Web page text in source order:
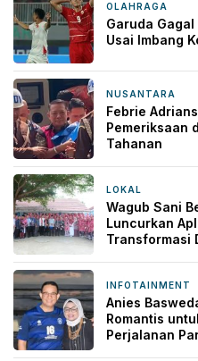
OLAHRAGA
Garuda
Usai Imbang
NUSANTARA
Febrie
Pemeriksaan
Tahanan
LOKAL
Wagub Sani
Luncurkan
Transformasi
INFOTAINMENT
Anies
Romantis
Perjalanan